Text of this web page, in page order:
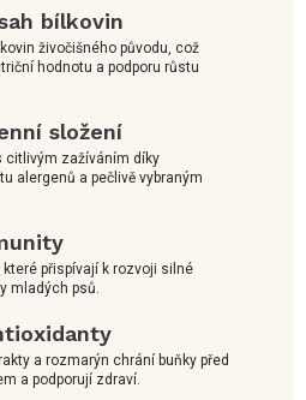
bílkovin
živočišného původu, což
hodnotu a podporu růstu
složení
citlivým zažíváním díky
alergenů a pečlivě vybraným
které přispívají k rozvoji silné
mladých psů.
a rozmarýn chrání buňky před
a podporují zdraví.